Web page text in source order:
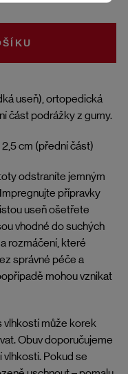
useň), ortopedická
část podrážky z gumy.
cm (přední část)
odstraníte jemným
přípravky
useň ošetřete
vhodné do suchých
rozmáčení, které
správné péče a
mohou vznikat
může korek
Obuv doporučujeme
Pokud se